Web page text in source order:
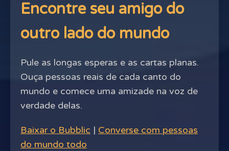
Encontre seu amigo do
outro lado do mundo
Pule as longas esperas e as cartas planas.
Ouça pessoas reais de cada canto do
mundo e comece uma amizade na voz de
verdade delas.
Baixar o Bubblic | Converse com pessoas
do mundo todo